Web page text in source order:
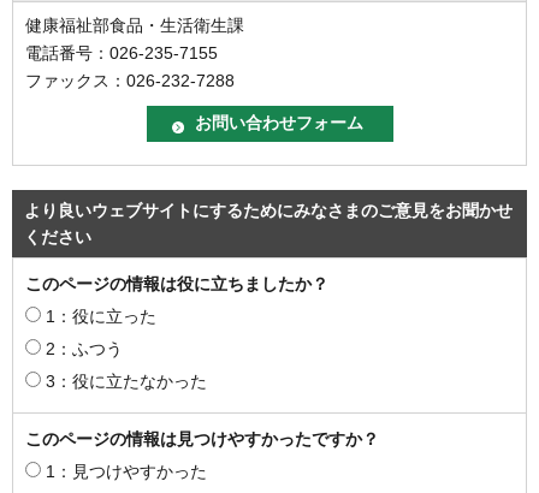
健康福祉部食品・生活衛生課
電話番号：026-235-7155
ファックス：026-232-7288
より良いウェブサイトにするためにみなさまのご意見をお聞かせ
ください
このページの情報は役に立ちましたか？
1：役に立った
2：ふつう
3：役に立たなかった
このページの情報は見つけやすかったですか？
1：見つけやすかった